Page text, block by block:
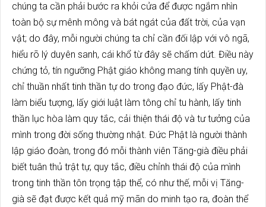
chúng ta cần phải bước ra khỏi cửa để được ngắm nhìn
toàn bộ sự mênh mông và bát ngát của đất trời, của vạn
vật; do đây, mỗi người chúng ta chỉ cần đối lập với vô ngã,
hiểu rõ lý duyên sanh, cái khổ từ đây sẽ chấm dứt. Điều này
chứng tỏ, tín ngưỡng Phật giáo không mang tính quyền uy,
chỉ thuần nhất tinh thần tự do trong đạo đức, lấy Phật-đà
làm biểu tượng, lấy giới luật làm tông chỉ tu hành, lấy tinh
thần lục hòa làm quy tắc, cải thiện thái độ và tư tưởng của
mình trong đời sống thường nhật. Đức Phật là người thành
lập giáo đoàn, trong đó mỗi thành viên Tăng-già điều phải
biết tuân thủ trật tự, quy tắc, điều chỉnh thái độ của mình
trong tinh thần tôn trọng tập thể, có như thế, mỗi vị Tăng-
già sẽ đạt được kết quả mỹ mãn do minh tạo ra, đoàn thể